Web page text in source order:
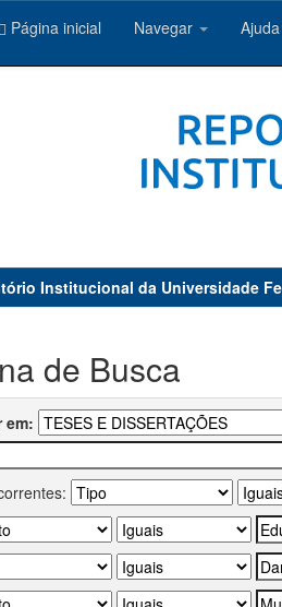
Página inicial Navegar Ajuda
Institucional da Universidade
de Busca
em: